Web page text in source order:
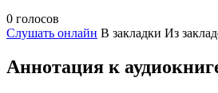
0 голосов
Слушать онлайн В закладки Из
Аннотация к